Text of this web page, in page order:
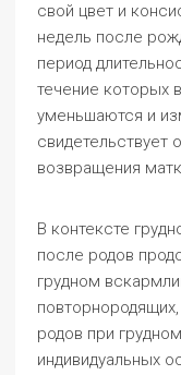
свой цвет и
недель после
период
течение которых
уменьшаются и
свидетельствует
возвращения
В контексте
после родов
грудном
родов при
индивидуальных